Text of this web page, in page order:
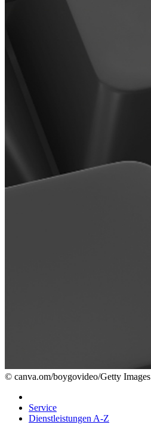
© canva.om/boygovideo/Getty Images
Service
Dienstleistungen A-Z